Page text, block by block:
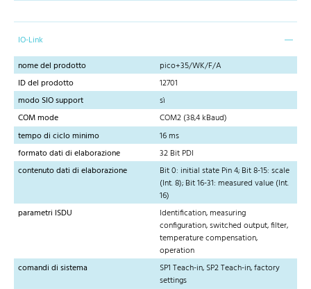
IO-Link
nome del prodotto
pico+35/WK/F/A
ID del prodotto
12701
modo SIO support
sì
COM mode
COM2 (38,4 kBaud)
tempo di ciclo minimo
16 ms
formato dati di elaborazione
32 Bit PDI
contenuto dati di elaborazione
Bit 0: initial state Pin 4; Bit 8-15: scale
(Int. 8); Bit 16-31: measured value (Int.
16)
parametri ISDU
Identification, measuring
configuration, switched output, filter,
temperature compensation,
operation
comandi di sistema
SP1 Teach-in, SP2 Teach-in, factory
settings